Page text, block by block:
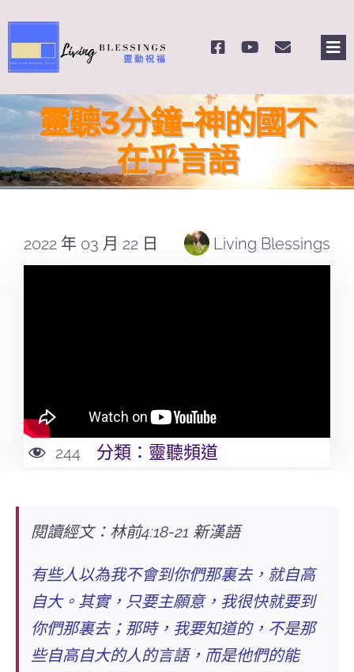
to
content
關於我們
奉獻支持
課程報名
靈聽3分鐘-神的國不
在乎言語
2022 年 03 月 22 日 Living Blessings
244 分類： 靈聽頻道
閱讀經文：林前4:18-21 新漢語
有些人以為我不會到你們那裏去，就自高
自大。其實，只要主願意，我很快就要到
你們那裏去；那時，我要知道的，不是那
些自高自大的人的言語，而是他們的能